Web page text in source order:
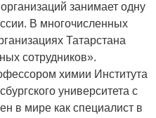
занимает одну
В многочисленных
Татарстана
сотрудников».
химии Института
университета с
в мире как специалист в